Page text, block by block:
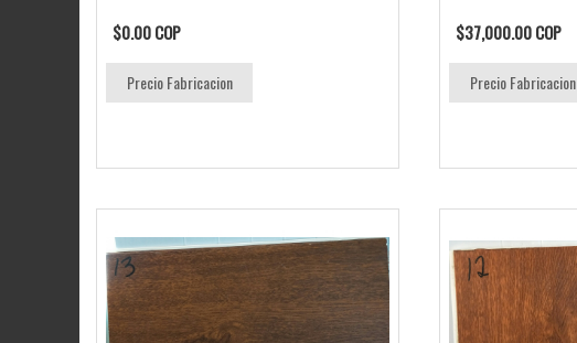
$0.00 COP
Precio Fabricacion
$37,000.00 COP
Precio Fabricacion